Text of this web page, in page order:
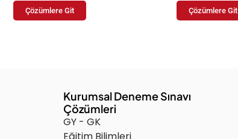
Çözümlere Git Çözümlere Git
Kurumsal Deneme Sınavı
Çözümleri
GY - GK